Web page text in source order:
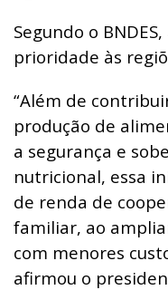
Segundo o
prioridade às
“Além de
produção de
a segurança e
nutricional, essa
de renda de
familiar, ao
com menores
afirmou o